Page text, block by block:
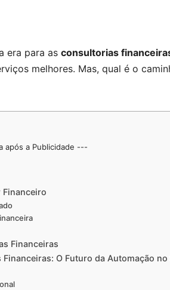
era para as consultorias
melhores. Mas, qual é o
após a Publicidade ---
Financeiro
Financeiras
O Futuro da Automação no